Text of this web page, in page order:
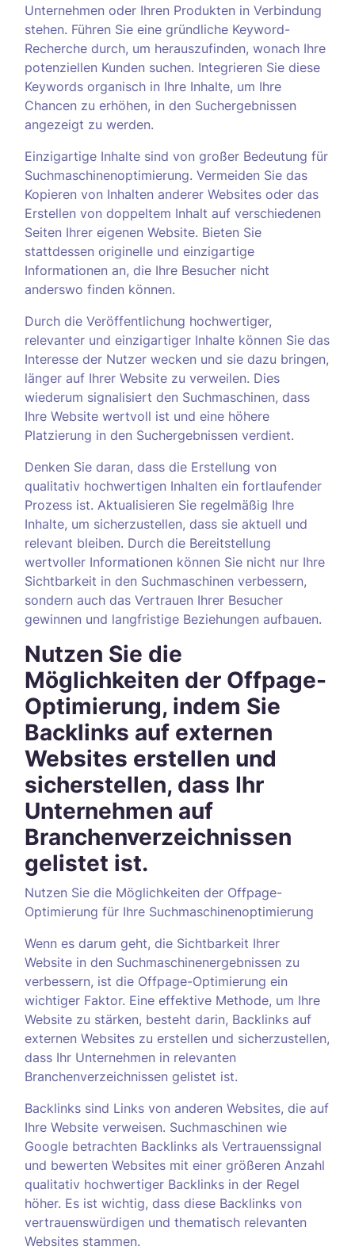
Unternehmen oder Ihren Produkten in Verbindung
stehen. Führen Sie eine gründliche Keyword-
Recherche durch, um herauszufinden, wonach Ihre
potenziellen Kunden suchen. Integrieren Sie diese
Keywords organisch in Ihre Inhalte, um Ihre
Chancen zu erhöhen, in den Suchergebnissen
angezeigt zu werden.
Einzigartige Inhalte sind von großer Bedeutung für
Suchmaschinenoptimierung. Vermeiden Sie das
Kopieren von Inhalten anderer Websites oder das
Erstellen von doppeltem Inhalt auf verschiedenen
Seiten Ihrer eigenen Website. Bieten Sie
stattdessen originelle und einzigartige
Informationen an, die Ihre Besucher nicht
anderswo finden können.
Durch die Veröffentlichung hochwertiger,
relevanter und einzigartiger Inhalte können Sie das
Interesse der Nutzer wecken und sie dazu bringen,
länger auf Ihrer Website zu verweilen. Dies
wiederum signalisiert den Suchmaschinen, dass
Ihre Website wertvoll ist und eine höhere
Platzierung in den Suchergebnissen verdient.
Denken Sie daran, dass die Erstellung von
qualitativ hochwertigen Inhalten ein fortlaufender
Prozess ist. Aktualisieren Sie regelmäßig Ihre
Inhalte, um sicherzustellen, dass sie aktuell und
relevant bleiben. Durch die Bereitstellung
wertvoller Informationen können Sie nicht nur Ihre
Sichtbarkeit in den Suchmaschinen verbessern,
sondern auch das Vertrauen Ihrer Besucher
gewinnen und langfristige Beziehungen aufbauen.
Nutzen Sie die
Möglichkeiten der Offpage-
Optimierung, indem Sie
Backlinks auf externen
Websites erstellen und
sicherstellen, dass Ihr
Unternehmen auf
Branchenverzeichnissen
gelistet ist.
Nutzen Sie die Möglichkeiten der Offpage-
Optimierung für Ihre Suchmaschinenoptimierung
Wenn es darum geht, die Sichtbarkeit Ihrer
Website in den Suchmaschinenergebnissen zu
verbessern, ist die Offpage-Optimierung ein
wichtiger Faktor. Eine effektive Methode, um Ihre
Website zu stärken, besteht darin, Backlinks auf
externen Websites zu erstellen und sicherzustellen,
dass Ihr Unternehmen in relevanten
Branchenverzeichnissen gelistet ist.
Backlinks sind Links von anderen Websites, die auf
Ihre Website verweisen. Suchmaschinen wie
Google betrachten Backlinks als Vertrauenssignal
und bewerten Websites mit einer größeren Anzahl
qualitativ hochwertiger Backlinks in der Regel
höher. Es ist wichtig, dass diese Backlinks von
vertrauenswürdigen und thematisch relevanten
Websites stammen.